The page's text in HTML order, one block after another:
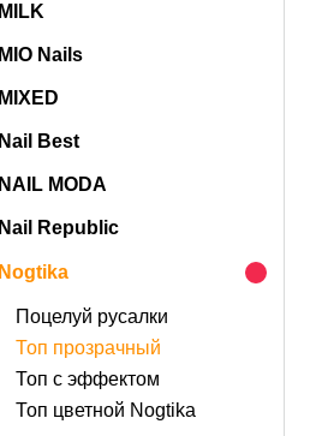
MILK
MIO Nails
MIXED
Nail Best
NAIL MODA
Nail Republic
Nogtika
Поцелуй русалки
Топ прозрачный
Топ с эффектом
Топ цветной Nogtika